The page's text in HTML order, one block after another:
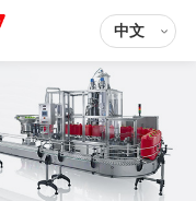
中文